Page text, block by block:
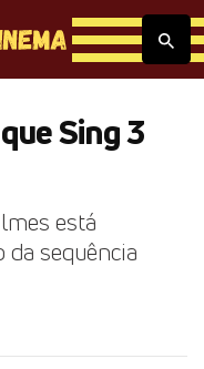
Sing 3
está
sequência